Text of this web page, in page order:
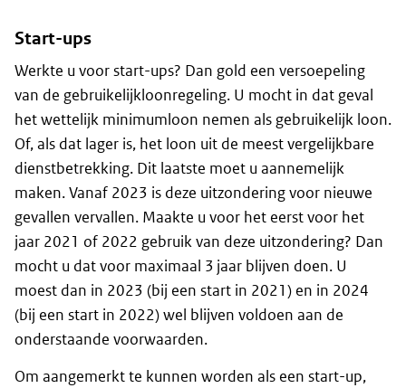
Start-ups
Werkte u voor start-ups? Dan gold een versoepeling
van de gebruikelijkloonregeling. U mocht in dat geval
het wettelijk minimumloon nemen als gebruikelijk loon.
Of, als dat lager is, het loon uit de meest vergelijkbare
dienstbetrekking. Dit laatste moet u aannemelijk
maken. Vanaf 2023 is deze uitzondering voor nieuwe
gevallen vervallen. Maakte u voor het eerst voor het
jaar 2021 of 2022 gebruik van deze uitzondering? Dan
mocht u dat voor maximaal 3 jaar blijven doen. U
moest dan in 2023 (bij een start in 2021) en in 2024
(bij een start in 2022) wel blijven voldoen aan de
onderstaande voorwaarden.
Om aangemerkt te kunnen worden als een start-up,